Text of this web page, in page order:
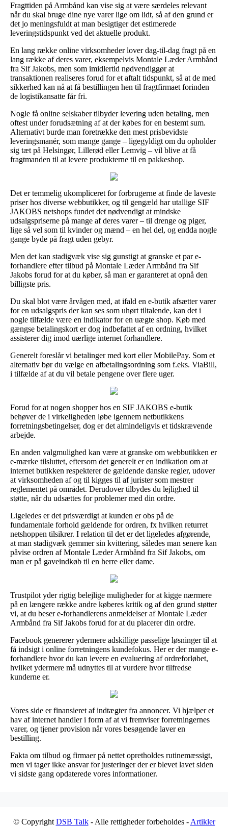
Fragttiden på Armbånd kan vise sig at være særdeles relevant
når du skal bruge dine nye varer lige om lidt, så af den grund er
det jo meningsfuldt at man besigtiger det estimerede
leveringstidspunkt ved det aktuelle produkt.
En lang række online virksomheder lover dag-til-dag fragt på en
lang række af deres varer, eksempelvis Montale Læder Armbånd
fra Sif Jakobs, men som imidlertid nødvendiggør at
transaktionen realiseres forud for et aftalt tidspunkt, så at de med
sikkerhed kan nå at få bestillingen hen til fragtfirmaet forinden
de logistikansatte får fri.
Nogle få online selskaber tilbyder levering uden betaling, men
oftest under forudsætning af at der købes for en bestemt sum.
Alternativt burde man foretrække den mest prisbevidste
leveringsmanér, som mange gange – ligegyldigt om du opholder
sig tæt på Helsingør, Lillerød eller Lemvig – vil blive at få
fragtmanden til at levere produkterne til en pakkeshop.
Det er temmelig ukompliceret for forbrugerne at finde de laveste
priser hos diverse webbutikker, og til gengæld har utallige SIF
JAKOBS netshops fundet det nødvendigt at mindske
udsalgspriserne på mange af deres varer – til drenge og piger,
lige så vel som til kvinder og mænd – en hel del, og endda nogle
gange byde på fragt uden gebyr.
Men det kan stadigvæk vise sig gunstigt at granske et par e-
forhandlere efter tilbud på Montale Læder Armbånd fra Sif
Jakobs forud for at du køber, så man er garanteret at opnå den
billigste pris.
Du skal blot være årvågen med, at ifald en e-butik afsætter varer
for en udsalgspris der kan ses som uhørt tiltalende, kan det i
nogle tilfælde være en indikator for en uægte shop. Køb med
gængse betalingskort er dog indbefattet af en ordning, hvilket
assisterer dig imod uærlige internet forhandlere.
Generelt foreslår vi betalinger med kort eller MobilePay. Som et
alternativ bør du vælge en afbetalingsordning som f.eks. ViaBill,
i tilfælde af at du vil betale pengene over flere uger.
Forud for at nogen shopper hos en SIF JAKOBS e-butik
behøver de i virkeligheden løbe igennem netbutikkens
forretningsbetingelser, dog er det almindeligvis et tidskrævende
arbejde.
En anden valgmulighed kan være at granske om webbutikken er
e-mærke tilsluttet, eftersom det generelt er en indikation om at
internet butikken respekterer de gældende danske regler, udover
at virksomheden af og til kigges til af jurister som mestrer
reglementet på området. Derudover tilbydes du lejlighed til
støtte, når du udsættes for problemer med din ordre.
Ligeledes er det prisværdigt at kunden er obs på de
fundamentale forhold gældende for ordren, fx hvilken returret
netshoppen tilsikrer. I relation til det er det ligeledes afgørende,
at man stadigvæk gemmer sin kvittering, således man senere kan
påvise ordren af Montale Læder Armbånd fra Sif Jakobs, om
man er på gaveindkøb til en herre eller dame.
Trustpilot yder rigtig belejlige muligheder for at kigge nærmere
på en længere række andre køberes kritik og af den grund støtter
vi, at du beser e-forhandlerens anmeldelser af Montale Læder
Armbånd fra Sif Jakobs forud for at du placerer din ordre.
Facebook genererer ydermere adskillige passelige løsninger til at
få indsigt i online forretningens kundefokus. Her er der mange e-
forhandlere hvor du kan levere en evaluering af ordreforløbet,
hvilket ydermere må udnyttes til at vurdere hvor tilfredse
kunderne er.
Vores side er finansieret af indtægter fra annoncer. Vi hjælper et
hav af internet handler i form af at vi fremviser forretningernes
varer, og tjener provision når vores besøgende laver en
bestilling.
Fakta om tilbud og firmaer på nettet opretholdes rutinemæssigt,
men vi tager ikke ansvar for justeringer der er blevet lavet siden
vi sidste gang opdaterede vores informationer.
© Copyright DSB Talk- Alle rettigheder forbeholdes - Artikler